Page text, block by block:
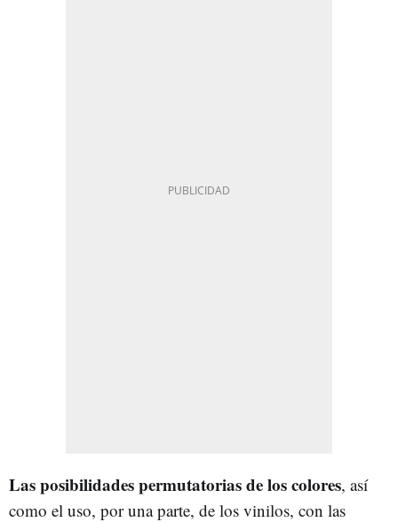
Las posibilidades permutatorias de los colores, así
como el uso, por una parte, de los vinilos, con las